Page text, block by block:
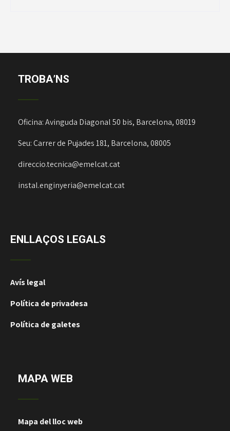
TROBA’NS
Oficina: Avinguda Diagonal 50 bis, Barcelona, 08019
Seu: Carrer de Pujades 181, Barcelona, 08005
direccio.tecnica@emelcat.cat
instal.enginyeria@emelcat.cat
ENLLAÇOS LEGALS
Avís legal
Política de privadesa
Política de galetes
MAPA WEB
Mapa del lloc web